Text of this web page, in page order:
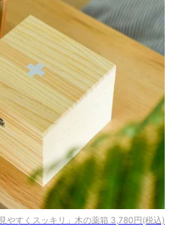
やすくスッキリ」木の薬箱 3,780円(税込)